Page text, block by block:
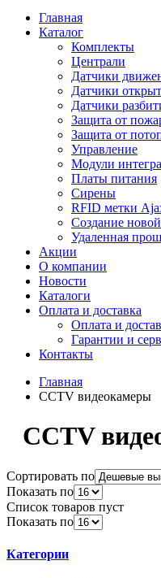
Главная
Каталог
Комплекты
Централи
Датчики
Датчики
Датчики
Защита от
Защита от
Управление
Модули
Платы питания
Сирены
RFID метки
Создание
Удаленная
Акции
О компании
Новости
Каталоги
Оплата и доставка
Оплата и
Гарантии и
Контакты
Главная
CCTV видеокамеры
CCTV
Сортировать по
Показать по
Список товаров пуст
Показать по
Категории